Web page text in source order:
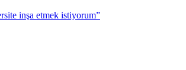
inşa etmek istiyorum”